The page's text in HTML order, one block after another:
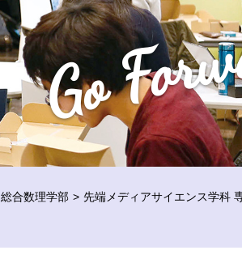
Go
総合数理学部
先端メディアサイエンス学科